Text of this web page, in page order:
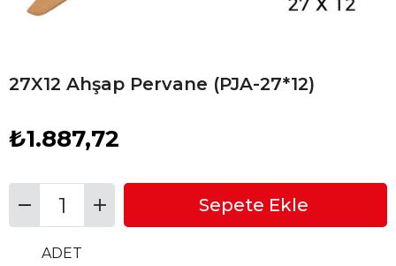
27X12 Ahşap Pervane (PJA-27*12)
₺1.887,72
ADET